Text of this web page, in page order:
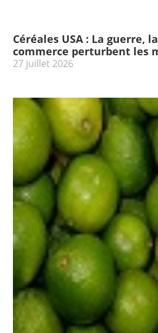
Céréales USA : La guerre,
commerce perturbent les
27 juillet 2026